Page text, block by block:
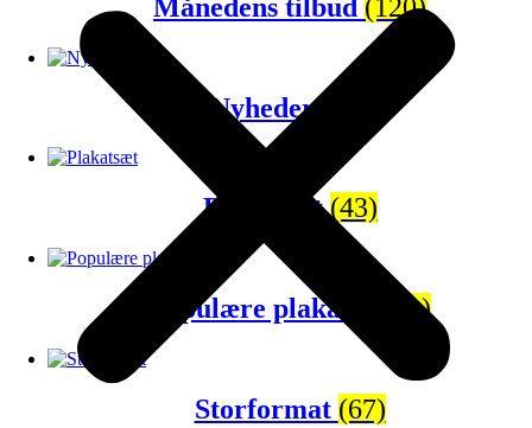
Månedens tilbud (120)
Nyheder
Plakatsæt(43)
Populære plakater (81)
Storformat (67)